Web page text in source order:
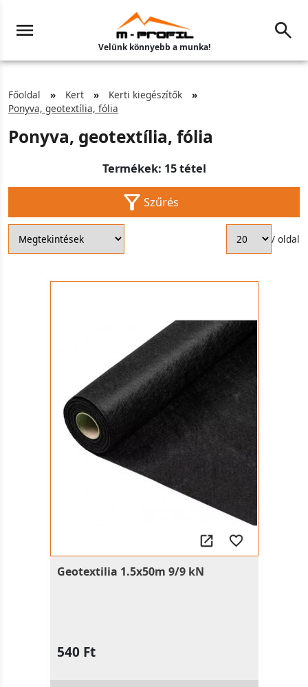
Velünk könnyebb a munka!
Főoldal Kert
Kerti kiegészítők
Ponyva, geotextília, fólia
Ponyva, geotextília, fólia
Termékek: 15 tétel
Szűrés
/ oldal
Geotextilia 1.5x50m 9/9 kN
540 Ft